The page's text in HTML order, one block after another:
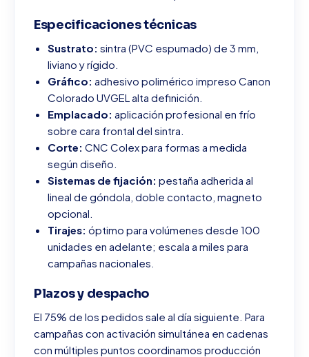
Especificaciones técnicas
Sustrato: sintra (PVC espumado) de 3 mm,
liviano y rígido.
Gráfico: adhesivo polimérico impreso Canon
Colorado UVGEL alta definición.
Emplacado: aplicación profesional en frío
sobre cara frontal del sintra.
Corte: CNC Colex para formas a medida
según diseño.
Sistemas de fijación: pestaña adherida al
lineal de góndola, doble contacto, magneto
opcional.
Tirajes: óptimo para volúmenes desde 100
unidades en adelante; escala a miles para
campañas nacionales.
Plazos y despacho
El 75% de los pedidos sale al día siguiente. Para
campañas con activación simultánea en cadenas
con múltiples puntos coordinamos producción